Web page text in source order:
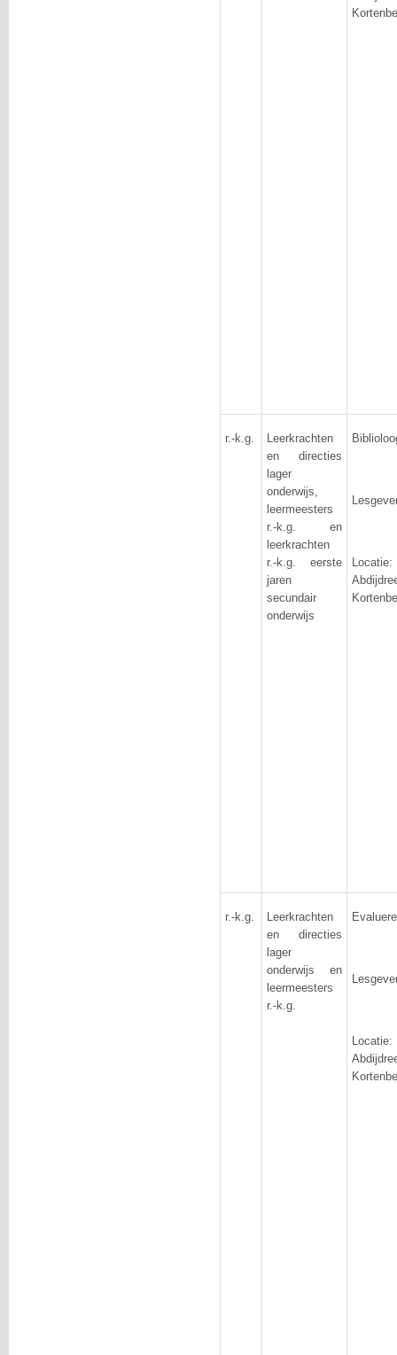
r.-k.g.
Leerkrachten
en directies
lager
onderwijs,
leermeesters
r.-k.g. en
leerkrachten
r.-k.g. eerste
jaren
secundair
onderwijs
r.-k.g.
Leerkrachten
en directies
lager
onderwijs en
leermeesters
r.-k.g.